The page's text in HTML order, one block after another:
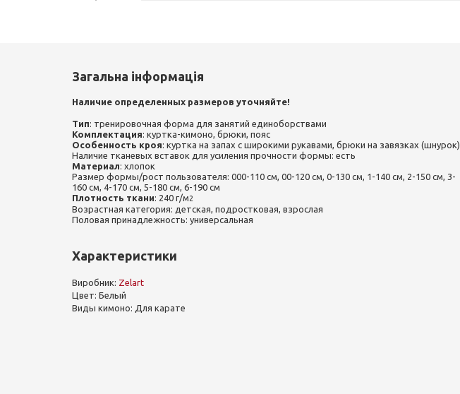
Загальна інформація
Наличие определенных размеров уточняйте!
Тип: тренировочная форма для занятий единоборствами
Комплектация: куртка-кимоно, брюки, пояс
Особенность кроя: куртка на запах с широкими рукавами, брюки на завязках (шнурок)
Наличие тканевых вставок для усиления прочности формы: есть
Материал: хлопок
Размер формы/рост пользователя: 000-110 см, 00-120 см, 0-130 см, 1-140 см, 2-150 см, 3-
160 см, 4-170 см, 5-180 см, 6-190 см
Плотность ткани: 240 г/м2
Возрастная категория: детская, подростковая, взрослая
Половая принадлежность: универсальная
Характеристики
Виробник: Zelart
Цвет: Белый
Виды кимоно: Для карате